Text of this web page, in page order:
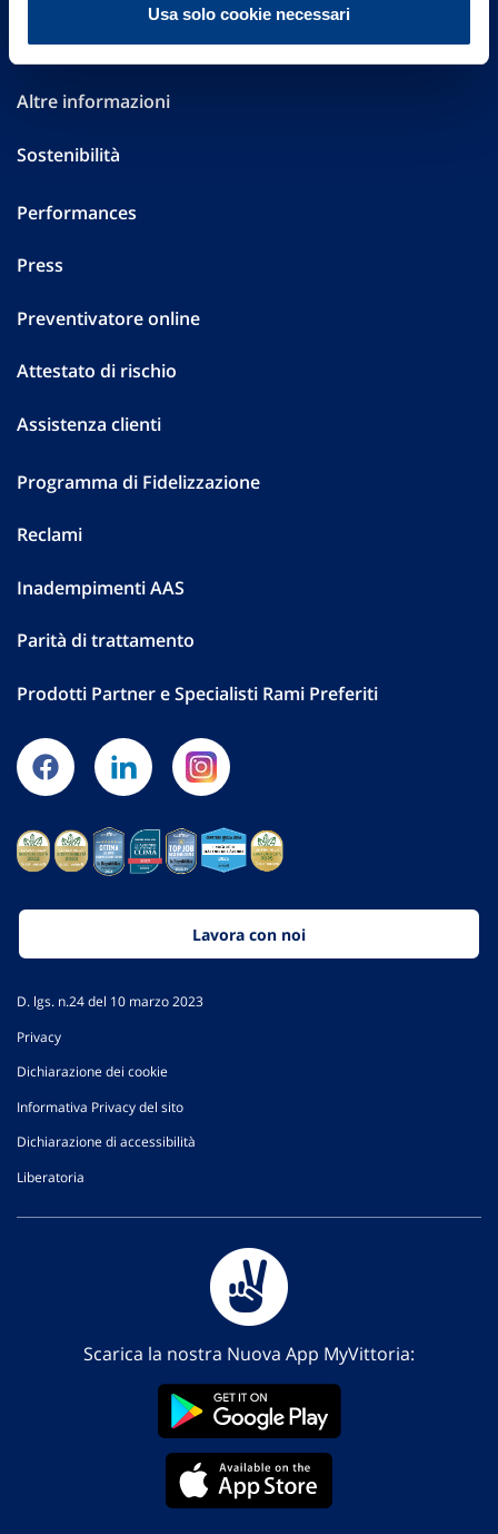
Usa solo cookie necessari
Investor Relations
Altre informazioni
Sostenibilità
Performances
Press
Preventivatore online
Attestato di rischio
Assistenza clienti
Programma di Fidelizzazione
Reclami
Inadempimenti AAS
Parità di trattamento
Prodotti Partner e Specialisti Rami Preferiti
Lavora con noi
D. lgs. n.24 del 10 marzo 2023
Privacy
Dichiarazione dei cookie
Informativa Privacy del sito
Dichiarazione di accessibilità
Liberatoria
Scarica la nostra Nuova App MyVittoria: